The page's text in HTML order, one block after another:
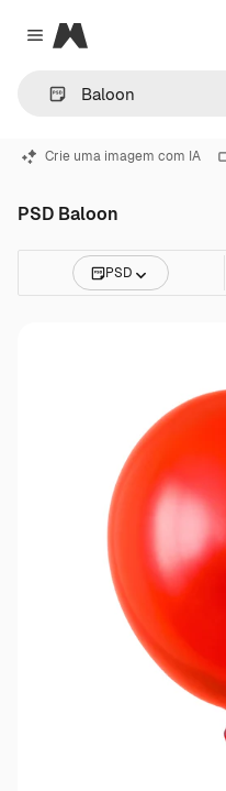
Close menu
Magnific
Crie uma imagem com IA
PSD Baloon
PSD